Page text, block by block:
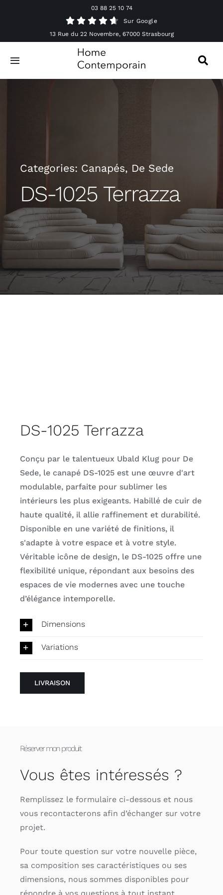
03 88 25 10 74
Sur Google
13 Rue du 22 Novembre, 67000 Strasbourg
Toggle
Navigation
Offres spéciales
Outdoor
Contact
Categories: Canapés, De Sede
DS-1025 Terrazza
DS-1025 Terrazza
Conçu par le talentueux Ubald Klug pour De
Sede, le canapé DS-1025 est une œuvre d'art
modulable, parfaite pour sublimer les
intérieurs les plus exigeants. Habillé de cuir de
haute qualité, il allie raffinement et durabilité.
Disponible en une variété de finitions, il
s'adapte à votre espace et à votre style.
Véritable icône de design, le DS-1025 offre une
flexibilité unique, répondant aux besoins des
espaces de vie modernes avec une touche
d’élégance intemporelle.
Dimensions
Variations
LIVRAISON
Réserver mon produit
Vous êtes intéressés ?
Remplissez le formulaire ci-dessous et nous
vous recontacterons afin d’échanger sur votre
projet.
Pour toute question sur votre nouvelle pièce,
sa composition ses caractéristiques ou ses
dimensions, nous sommes disponibles pour